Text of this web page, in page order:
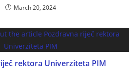
March 20, 2024
rektora Univerziteta PIM